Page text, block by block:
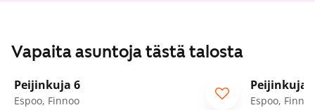
Vapaita asuntoja tästä talosta
/18
Peijinkuja 6
Espoo, Finnoo
Peijinkuja
Espoo, Finnoo